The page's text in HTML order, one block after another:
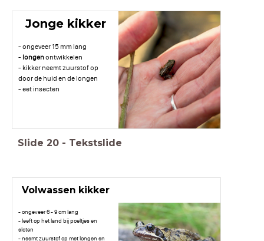
Jonge kikker
- ongeveer 15 mm lang
- longenontwikkelen
- kikker neemt zuurstof op
door de huid en de longen
- eet insecten
Slide 20 - Tekstslide
Volwassen kikker
- ongeveer 6 - 9 cm lang
- leeft op het land bij poeltjes en
sloten
- neemt zuurstof op met longen en